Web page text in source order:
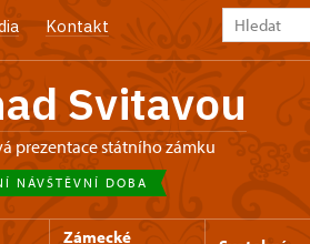
Kontakt
Svitavou
prezentace státního zámku
NÁVŠTĚVNÍ DOBA
Zámecké